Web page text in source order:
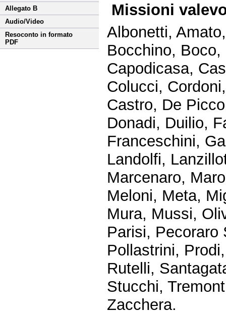
Allegato B
Audio/Video
Resoconto in formato
PDF
Missioni
Albonetti,
Bocchino,
Capodicasa,
Colucci,
Castro, De
Donadi, Duilio,
Franceschini,
Landolfi,
Marcenaro,
Meloni, Meta,
Mura, Mussi,
Parisi, Pecoraro
Pollastrini,
Rutelli,
Stucchi,
Zacchera.